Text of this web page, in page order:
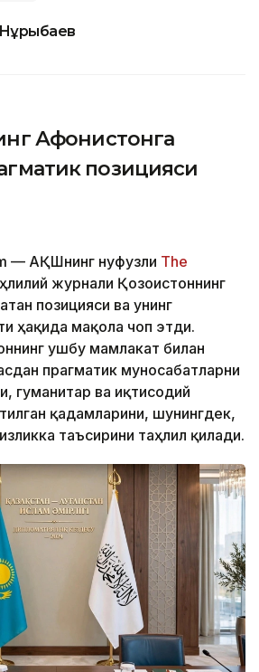
Афғонистонга
позицияси
— АҚШнинг нуфузли The
журнали Қозоғистоннинг
позицияси ва унинг
ҳақида мақола чоп этди.
ушбу мамлакат билан
прагматик муносабатларни
гуманитар ва иқтисодий
қадамларини, шунингдек,
таъсирини таҳлил қилади.